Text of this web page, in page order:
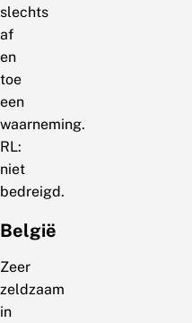
slechts
af
en
toe
een
waarneming.
RL:
niet
bedreigd.
België
Zeer
zeldzaam
in